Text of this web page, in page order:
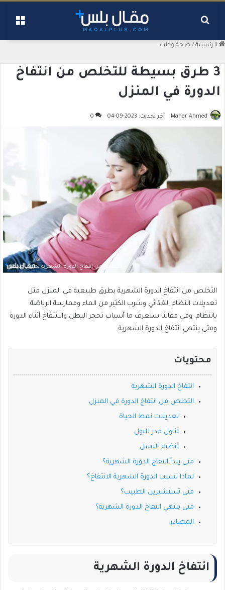
الرئيسية / صحة وطب
3 طرق بسيطة للتخلص من انتفاخ
الدورة في المنزل
Manar Ahmed آخر تحديث: 2023-09-04 0
التخلص من انتفاخ الدورة الشهرية بطرق طبيعية
التخلص من انتفاخ الدورة الشهرية بطرق طبيعية في المنزل مثل
تعديلات النظام الغذائي وشرب الكثير من الماء وممارسة الرياضة
بانتظام. وفي مقالنا سنعرف ما أسباب تحجر البطن والانتفاخ أثناء الدورة
ومتى ينتهي انتفاخ الدورة الشهرية.
محتويات
انتفاخ الدورة الشهرية
التخلص من انتفاخ الدورة في المنزل
تعديلات نمط الحياة
تناول مدر للبول
تنظيم النسل
متى يبدأ انتفاخ الدورة الشهرية؟
لماذا تسبب الدورة الشهرية الانتفاخ؟
متى تستشيرين الطبيب؟
متى ينتهي انتفاخ الدورة الشهرية؟
المصادر
انتفاخ الدورة الشهرية